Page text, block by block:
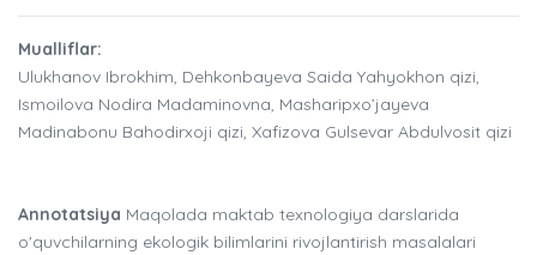
Mualliflar:
Ulukhanov Ibrokhim, Dehkonbayeva Saida Yahyokhon qizi,
Ismoilova Nodira Madaminovna, Masharipxo’jayeva
Madinabonu Bahodirxoji qizi, Xafizova Gulsevar Abdulvosit qizi
Annotatsiya Maqolada maktab texnologiya darslarida
o'quvchilarning ekologik bilimlarini rivojlantirish masalalari